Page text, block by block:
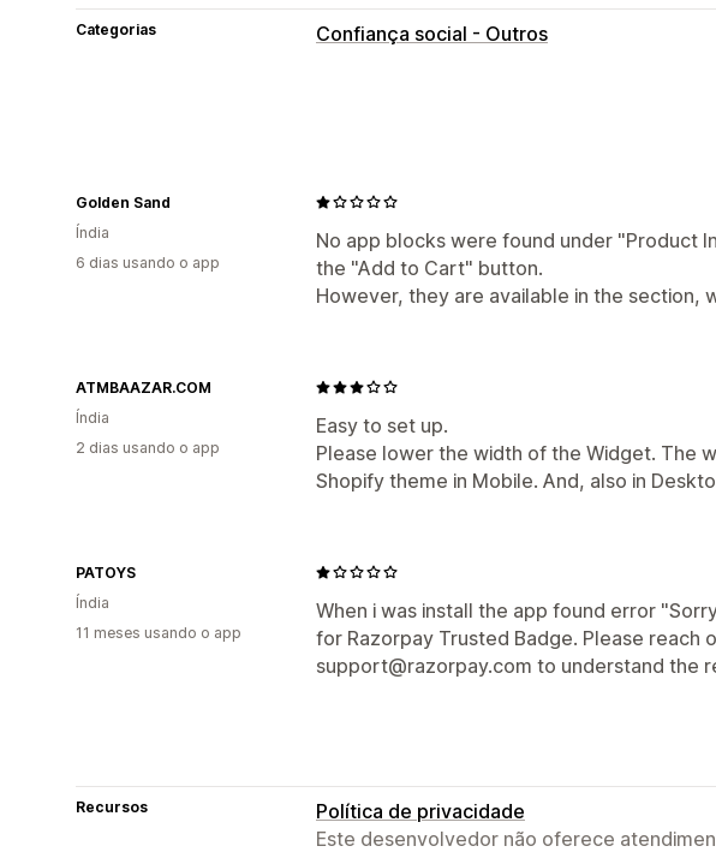
Categorias Confiança social - Outros
No app blocks were found under "Product
the "Add to Cart" button.
However, they are available in the section,
Golden Sand
Índia
6 dias usando o app
Easy to set up.
Please lower the width of the Widget. The
Shopify theme in Mobile. And, also in
ATMBAAZAR.COM
Índia
2 dias usando o app
When i was install the app found error
for Razorpay Trusted Badge. Please reach
support@razorpay.com to understand the
PATOYS
Índia
11 meses usando o app
Recursos
Política de privacidade
Este desenvolvedor não oferece